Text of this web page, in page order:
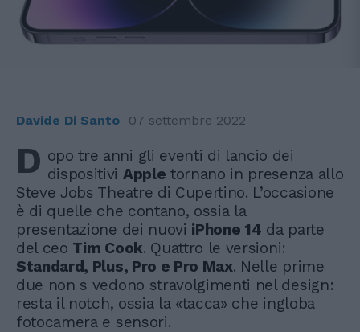
Davide Di Santo 07 settembre 2022
D opo tre anni gli eventi di lancio dei
dispositivi Apple tornano in presenza allo
Steve Jobs Theatre di Cupertino. L’occasione
è di quelle che contano, ossia la
presentazione dei nuovi iPhone 14 da parte
del ceo Tim Cook. Quattro le versioni:
Standard, Plus, Pro e Pro Max. Nelle prime
due non s vedono stravolgimenti nel design:
resta il notch, ossia la «tacca» che ingloba
fotocamera e sensori.